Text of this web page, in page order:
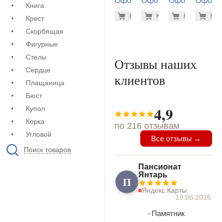
Книга
Крест
Скорбящая
Фигурные
Стелы
Сердце
Плащаница
Бюст
Купол
Корка
Угловой
Поиск товаров
(71-437)
-7% 500 руб.
Купить(71-198)
-7%
Купить(73-214)
-
Купить(71-
Отзывы наших
клиентов
4,9
по 216 отзывам
Все отзывы →
П
Пансионат
Янтарь
Яндекс.Карты
19.06.2026
Памятник